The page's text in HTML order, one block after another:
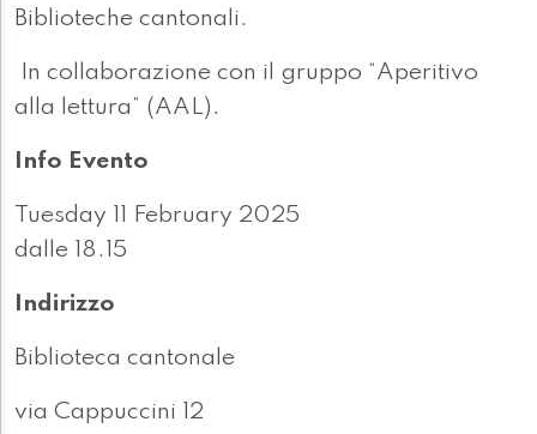
Biblioteche cantonali.
In collaborazione con il gruppo “Aperitivo
alla lettura” (AAL).
Info Evento
Tuesday 11 February 2025
dalle 18.15
Indirizzo
Biblioteca cantonale
via Cappuccini 12